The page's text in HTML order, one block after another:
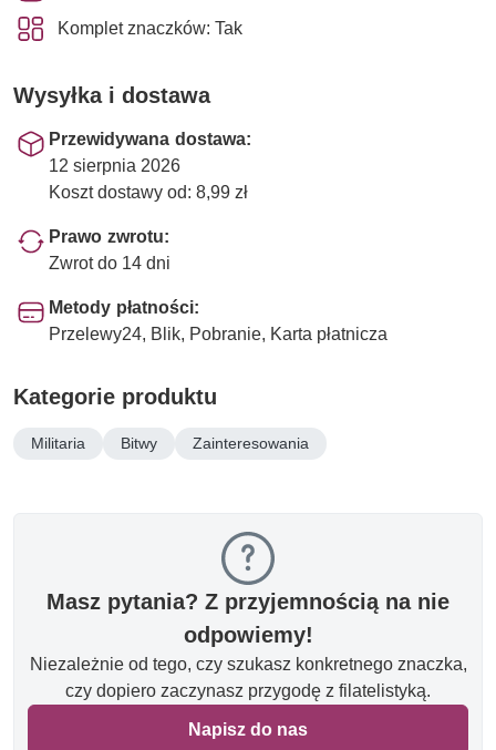
Komplet znaczków: Tak
Wysyłka i dostawa
Przewidywana dostawa:
12 sierpnia 2026
Koszt dostawy od: 8,99 zł
Prawo zwrotu:
Zwrot do 14 dni
Metody płatności:
Przelewy24, Blik, Pobranie, Karta płatnicza
Kategorie produktu
Militaria Bitwy Zainteresowania
Masz pytania? Z przyjemnością na nie
odpowiemy!
Niezależnie od tego, czy szukasz konkretnego znaczka,
czy dopiero zaczynasz przygodę z filatelistyką.
Napisz do nas